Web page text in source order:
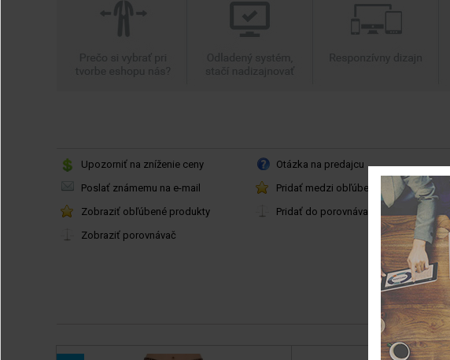
Upozorniť na zníženie ceny
Otázka na predajcu
Poslať známemu na e-mail
Pridať medzi obľúbené
Zobraziť obľúbené produkty
Pridať do porovnávača
Zobraziť porovnávač